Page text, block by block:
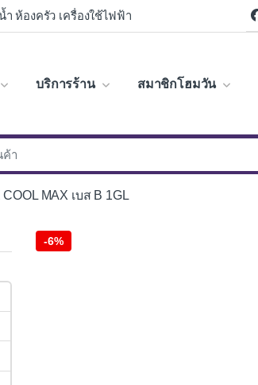
ห้องครัว เครื่องใช้ไฟฟ้า
บริการร้าน สมาชิกโฮมวัน
MAX เบส B 1GL
-6%